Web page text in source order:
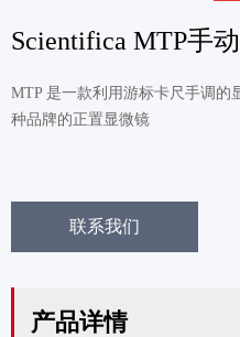
Scientifica MTP手
MTP 是一款利用游标卡尺手调的
种品牌的正置显微镜
联系我们
产品详情